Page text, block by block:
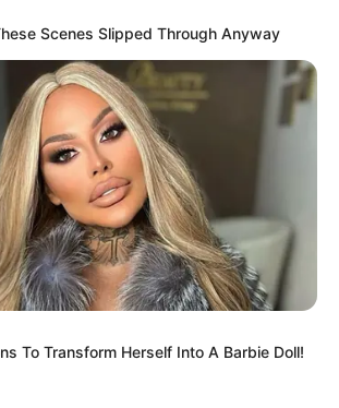
Scenes Slipped Through Anyway
To Transform Herself Into A Barbie Doll!